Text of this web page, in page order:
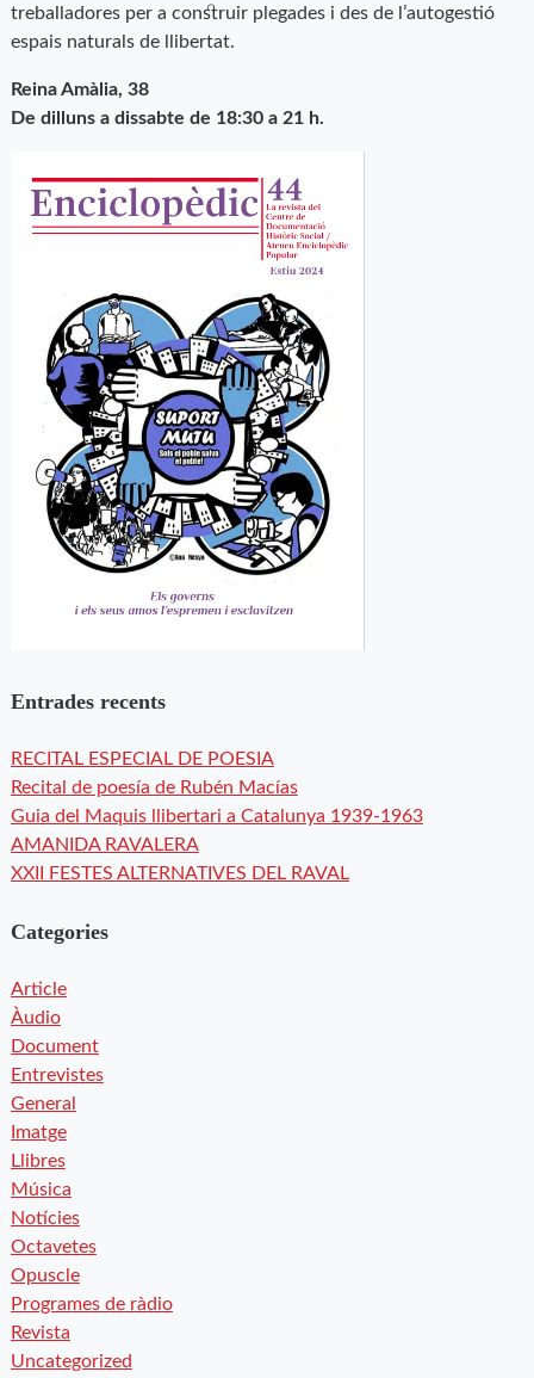
treballadores per a construir plegades i des de l’autogestió
espais naturals de llibertat.
Reina Amàlia, 38
De dilluns a dissabte de 18:30 a 21 h.
Entrades recents
RECITAL ESPECIAL DE POESIA
Recital de poesía de Rubén Macías
Guia del Maquis llibertari a Catalunya 1939-1963
AMANIDA RAVALERA
XXII FESTES ALTERNATIVES DEL RAVAL
Categories
Article
Àudio
Document
Entrevistes
General
Imatge
Llibres
Música
Notícies
Octavetes
Opuscle
Programes de ràdio
Revista
Uncategorized